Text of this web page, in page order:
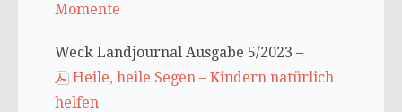
Momente
Weck Landjournal Ausgabe 5/2023 –
Heile, heile Segen – Kindern natürlich
helfen